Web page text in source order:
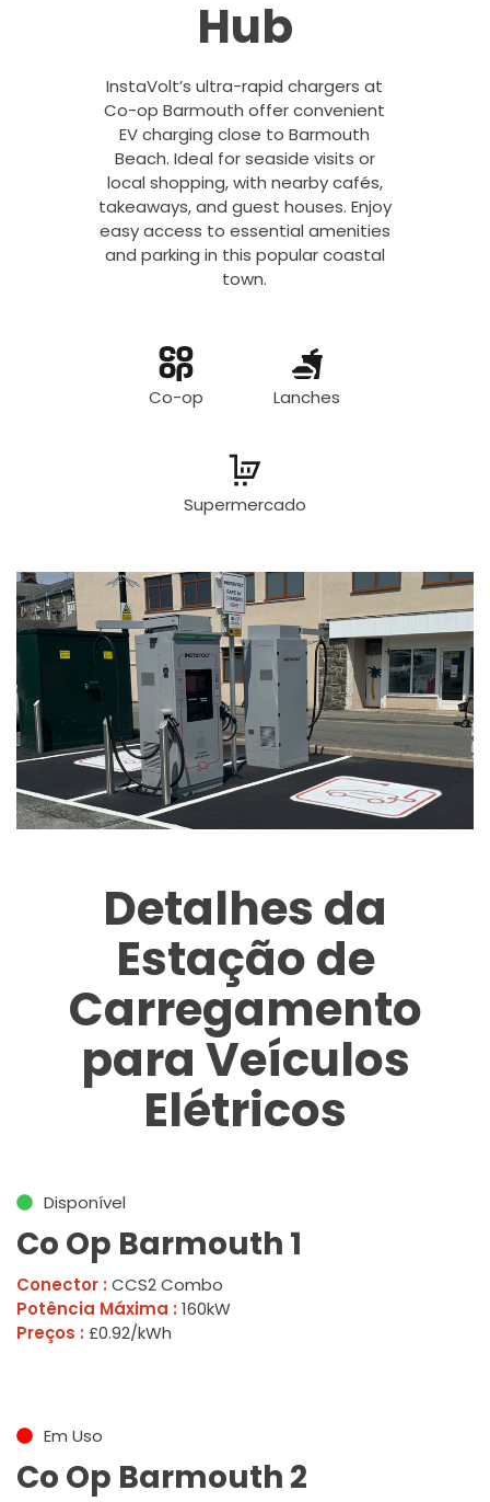
Hub
InstaVolt’s ultra-rapid chargers at
Co-op Barmouth offer convenient
EV charging close to Barmouth
Beach. Ideal for seaside visits or
local shopping, with nearby cafés,
takeaways, and guest houses. Enjoy
easy access to essential amenities
and parking in this popular coastal
town.
Co-op Lanches
Supermercado
Detalhes da
Estação de
Carregamento
para Veículos
Elétricos
Disponível
Co Op Barmouth 1
Conector : CCS2 Combo
Potência Máxima : 160kW
Preços : £0.92/kWh
Em Uso
Co Op Barmouth 2